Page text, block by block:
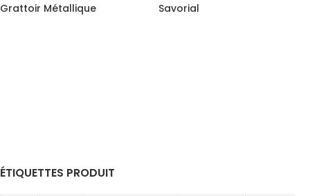
Grattoir Métallique Savorial
ÉTIQUETTES PRODUIT